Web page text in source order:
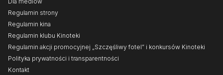
Regulamin strony
Regulamin kina
Regulamin klubu Kinoteki
Regulamin akcji promocyjnej „Szczęśliwy fotel” i konkursów Kinoteki
Polityka prywatności i transparentności
Kontakt